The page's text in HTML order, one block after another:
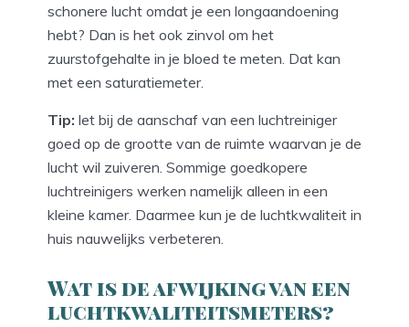
schonere lucht omdat je een longaandoening
hebt? Dan is het ook zinvol om het
zuurstofgehalte in je bloed te meten. Dat kan
met een saturatiemeter.
Tip: let bij de aanschaf van een luchtreiniger
goed op de grootte van de ruimte waarvan je de
lucht wil zuiveren. Sommige goedkopere
luchtreinigers werken namelijk alleen in een
kleine kamer. Daarmee kun je de luchtkwaliteit in
huis nauwelijks verbeteren.
Wat is de afwijking van een
luchtkwaliteitsmeters?